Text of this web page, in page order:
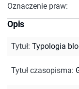
Oznaczenie praw:
Opis
Tytuł: Typologia
Tytuł czasopisma: